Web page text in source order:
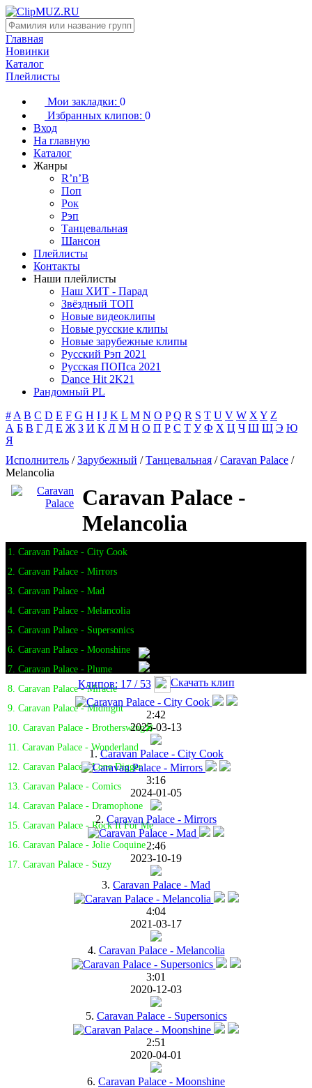
Главная
Новинки
Каталог
Плейлисты
Мои закладки: 0
Избранных клипов: 0
Вход
На главную
Каталог
Жанры
R’n’B
Поп
Рок
Рэп
Танцевальная
Шансон
Плейлисты
Контакты
Наши плейлисты
Наш ХИТ - Парад
Звёздный ТОП
Новые видеоклипы
Новые русские клипы
Новые зарубежные клипы
Русский Рэп 2021
Русская ПОПса 2021
Dance Hit 2K21
Рандомный PL
# A B C D E F G H I J K L M N O P Q R S T U V W X Y Z
А Б В Г Д Е Ж З И К Л М Н О П Р С Т У Ф Х Ц Ч Ш Щ Э Ю
Я
Исполнитель /Зарубежный /Танцевальная /Caravan Palace /
Melancolia
Caravan Palace -
Melancolia
1. Caravan Palace - City Cook
2. Caravan Palace - Mirrors
3. Caravan Palace - Mad
4. Caravan Palace - Melancolia
5. Caravan Palace - Supersonics
6. Caravan Palace - Moonshine
7. Caravan Palace - Plume
8. Caravan Palace - Miracle
9. Caravan Palace - Midnight
10. Caravan Palace - Brotherswing🎤
11. Caravan Palace - Wonderland
12. Caravan Palace - Lone Digger
13. Caravan Palace - Comics
14. Caravan Palace - Dramophone
15. Caravan Palace - Rock It For Me
16. Caravan Palace - Jolie Coquine
17. Caravan Palace - Suzy
Клипов: 17 / 53 Скачать клип
2:42
2025-03-13
1.Caravan Palace - City Cook
3:16
2024-01-05
2. Caravan Palace - Mirrors
2:46
2023-10-19
3. Caravan Palace - Mad
4:04
2021-03-17
4. Caravan Palace - Melancolia
3:01
2020-12-03
5. Caravan Palace - Supersonics
2:51
2020-04-01
6. Caravan Palace - Moonshine